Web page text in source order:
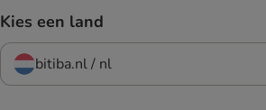
Kies een land
bitiba.nl / nl